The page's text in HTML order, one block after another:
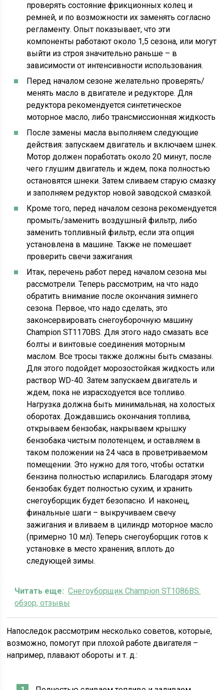
проверять состояние фрикционных колец и
ремней, и по возможности их заменять согласно
регламенту. Опыт показывает, что эти
компоненты работают около 1,5 сезона, или могут
выйти из строя значительно раньше – в
зависимости от интенсивности использования.
Перед началом сезоне желательно проверять/
менять масло в двигателе и редукторе. Для
редуктора рекомендуется синтетическое
моторное масло, либо трансмиссионная жидкость
После замены масла выполняем следующие
действия: запускаем двигатель и включаем шнек.
Мотор должен поработать около 20 минут, после
чего глушим двигатель и ждем, пока полностью
остановятся шнеки. Затем сливаем старую смазку
и заполняем редуктор новой заводской смазкой.
Кроме того, перед началом сезона рекомендуется
промыть/заменить воздушный фильтр, либо
заменить топливный фильтр, если эта опция
установлена в машине. Также не помешает
проверить свечи зажигания.
Итак, перечень работ перед началом сезона мы
рассмотрели. Теперь рассмотрим, на что надо
обратить внимание после окончания зимнего
сезона. Первое, что надо сделать, это
законсервировать снегоуборочную машину
Champion ST1170BS. Для этого надо смазать все
болты и винтовые соединения моторным
маслом. Все тросы также должны быть смазаны.
Для этого подойдет морозостойкая жидкость или
раствор WD-40. Затем запускаем двигатель и
ждем, пока не израсходуется все топливо.
Нагрузка должна быть минимальная, на холостых
оборотах. Дождавшись окончания топлива,
открываем бензобак, накрываем крышку
бензобака чистым полотенцем, и оставляем в
таком положении на 24 часа в проветриваемом
помещении. Это нужно для того, чтобы остатки
бензина полностью испарились. Благодаря этому
бензобак будет полностью сухим, и хранить
снегоуборщик будет безопасно. И наконец,
финальные шаги – выкручиваем свечу
зажигания и вливаем в цилиндр моторное масло
(примерно 10 мл). Теперь снегоуборщик готов к
установке в место хранения, вплоть до
следующей зимы.
Читать еще: Снегоуборщик Champion ST1086BS:
обзор, отзывы
Напоследок рассмотрим несколько советов, которые,
возможно, помогут при плохой работе двигателя –
например, плавают обороты и т. д.: